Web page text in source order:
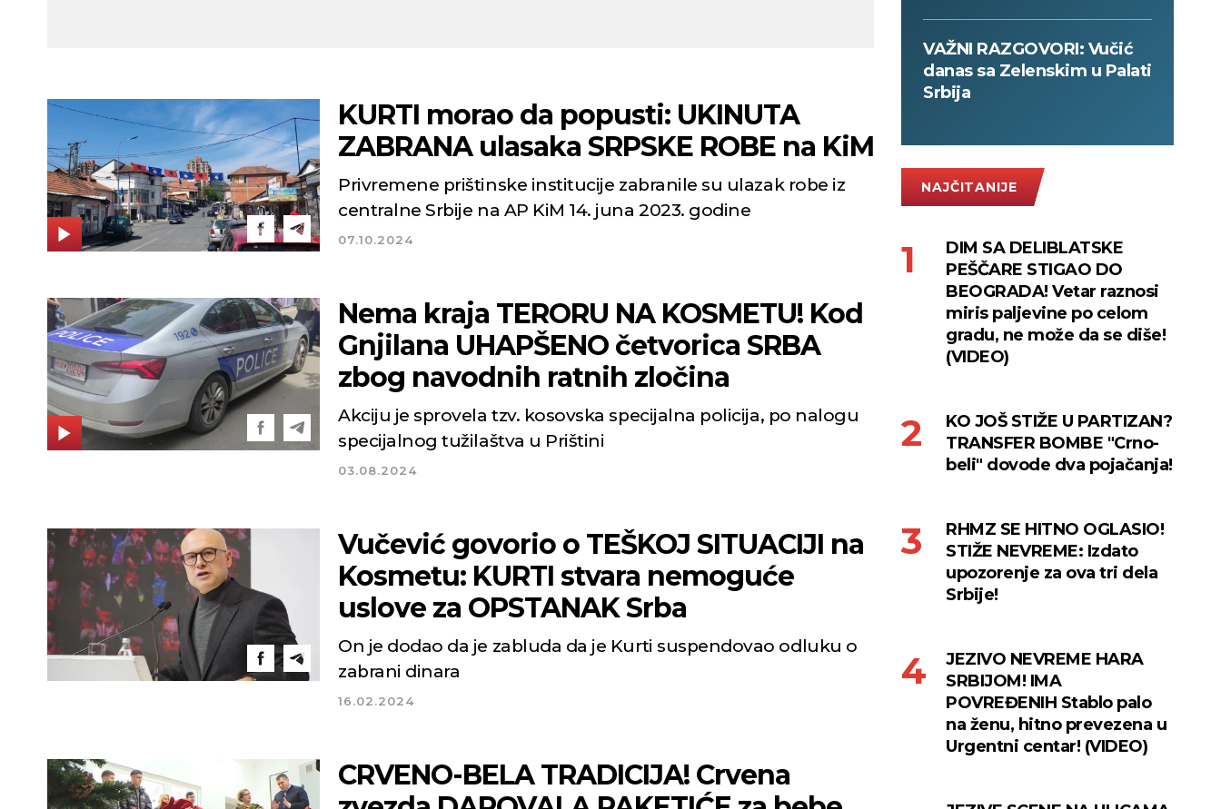
KURTI morao da popusti: UKINUTA
ZABRANA ulasaka SRPSKE ROBE na KiM
Privremene prištinske institucije zabranile su ulazak robe iz
centralne Srbije na AP KiM 14. juna 2023. godine
07.10.2024
Nema kraja TERORU NA KOSMETU! Kod
Gnjilana UHAPŠENO četvorica SRBA
zbog navodnih ratnih zločina
Akciju je sprovela tzv. kosovska specijalna policija, po nalogu
specijalnog tužilaštva u Prištini
03.08.2024
Vučević govorio o TEŠKOJ SITUACIJI na
Kosmetu: KURTI stvara nemoguće
uslove za OPSTANAK Srba
On je dodao da je zabluda da je Kurti suspendovao odluku o
zabrani dinara
16.02.2024
CRVENO-BELA TRADICIJA! Crvena
VAŽNI RAZGOVORI: Vučić
danas sa Zelenskim u Palati
Srbija
NAJČITANIJE
DIM SA DELIBLATSKE
PEŠČARE STIGAO DO
BEOGRADA! Vetar raznosi
miris paljevine po celom
gradu, ne može da se diše!
(VIDEO)
KO JOŠ STIŽE U PARTIZAN?
TRANSFER BOMBE "Crno-
beli" dovode dva pojačanja!
RHMZ SE HITNO OGLASIO!
STIŽE NEVREME: Izdato
upozorenje za ova tri dela
Srbije!
JEZIVO NEVREME HARA
SRBIJOM! IMA
POVREĐENIH Stablo palo
na ženu, hitno prevezena u
Urgentni centar! (VIDEO)